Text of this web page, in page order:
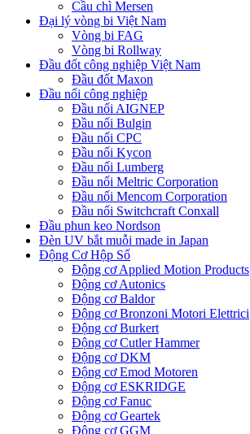
Cầu chì Mersen
Đại lý vòng bi Việt Nam
Vòng bi FAG
Vòng bi Rollway
Đầu đốt công nghiệp Việt Nam
Đầu đốt Maxon
Đầu nối công nghiệp
Đầu nối AIGNEP
Đầu nối Bulgin
Đầu nối CPC
Đầu nối Kycon
Đầu nối Lumberg
Đầu nối Meltric Corporation
Đầu nối Mencom Corporation
Đầu nối Switchcraft Conxall
Đầu phun keo Nordson
Đèn UV bắt muỗi made in Japan
Động Cơ Hộp Số
Động cơ Applied Motion Products
Động cơ Autonics
Động cơ Baldor
Động cơ Bronzoni Motori Elettrici
Động cơ Burkert
Động cơ Cutler Hammer
Động cơ DKM
Động cơ Emod Motoren
Động cơ ESKRIDGE
Động cơ Fanuc
Động cơ Geartek
Động cơ GGM